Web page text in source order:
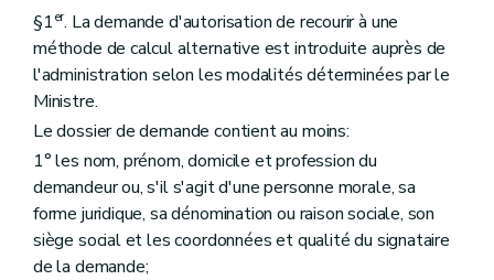
§1er. La demande d'autorisation de recourir à une
méthode de calcul alternative est introduite auprès de
l'administration selon les modalités déterminées par le
Ministre.
Le dossier de demande contient au moins:
1° les nom, prénom, domicile et profession du
demandeur ou, s'il s'agit d'une personne morale, sa
forme juridique, sa dénomination ou raison sociale, son
siège social et les coordonnées et qualité du signataire
de la demande;